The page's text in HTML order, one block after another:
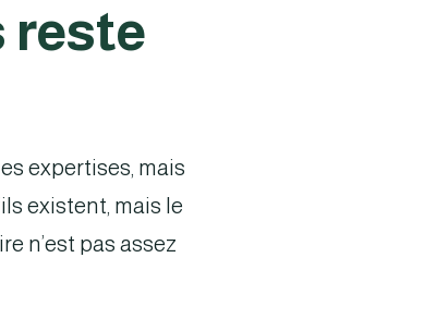
reste
expertises, mais
existent, mais le
n’est pas assez